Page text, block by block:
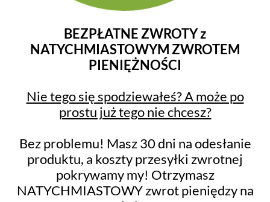
BEZPŁATNE ZWROTY z
NATYCHMIASTOWYM ZWROTEM
PIENIĘŻNOŚCI
Nie tego się spodziewałeś? A może po
prostu już tego nie chcesz?
Bez problemu! Masz 30 dni na odesłanie
produktu, a koszty przesyłki zwrotnej
pokrywamy my! Otrzymasz
NATYCHMIASTOWY zwrot pieniędzy na